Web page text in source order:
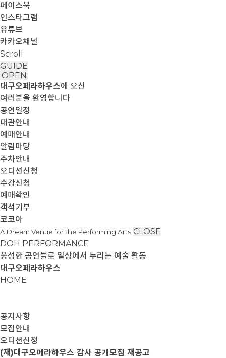
페이스북
인스타그램
유튜브
카카오채널
Scroll
GUIDE
OPEN
대구오페라하우스에 오신
여러분을 환영합니다
공연일정
대관안내
예매안내
알림마당
주차안내
오디션신청
수강신청
예매확인
객석기부
코코아
A Dream Venue for the Performing Arts CLOSE
DOH PERFORMANCE
풍성한 공연들로 일상에서 누리는 예술 활동
대구오페라하우스
HOME
공지사항
모집안내
오디션신청
(재)대구오페라하우스 감사 공개모집 재공고